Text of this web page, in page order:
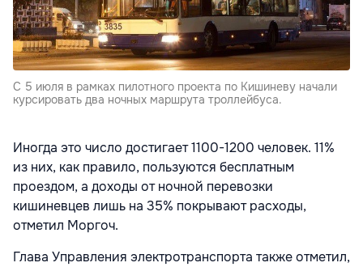
С 5 июля в рамках пилотного проекта по Кишиневу начали
курсировать два ночных маршрута троллейбуса.
Иногда это число достигает 1100-1200 человек. 11%
из них, как правило, пользуются бесплатным
проездом, а доходы от ночной перевозки
кишиневцев лишь на 35% покрывают расходы,
отметил Моргоч.
Глава Управления электротранспорта также отметил,